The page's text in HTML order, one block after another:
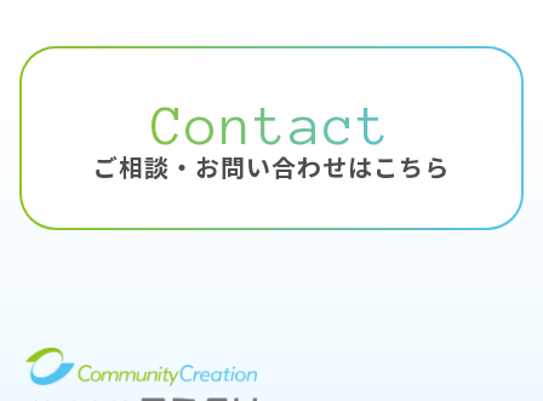
Contact
ご相談・お問い合わせはこちら